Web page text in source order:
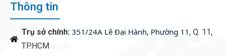
Thông tin
Trụ sở chính: 351/24A Lê Đại Hành, Phường 11, Q. 11,
TP.HCM